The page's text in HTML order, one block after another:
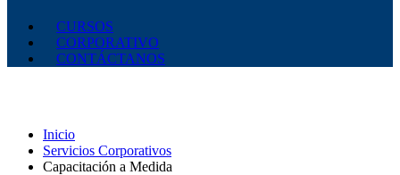
CURSOS
CORPORATIVO
CONTÁCTANOS
Inicio
Servicios Corporativos
Capacitación a Medida